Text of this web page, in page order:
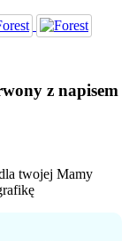
z napisem
twojej Mamy